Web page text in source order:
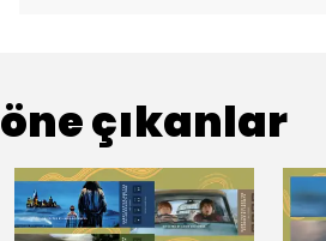
öne çıkanlar